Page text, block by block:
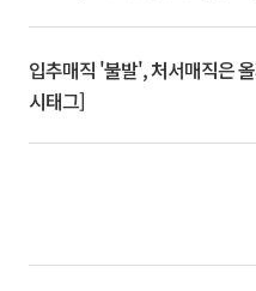
입추매직 '불발', 처서매직은
시태그]